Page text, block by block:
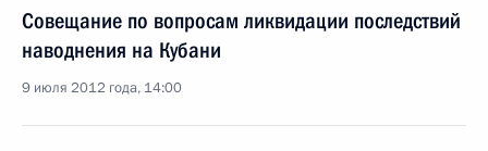
Совещание по вопросам ликвидации последствий
наводнения на Кубани
9 июля 2012 года, 14:00